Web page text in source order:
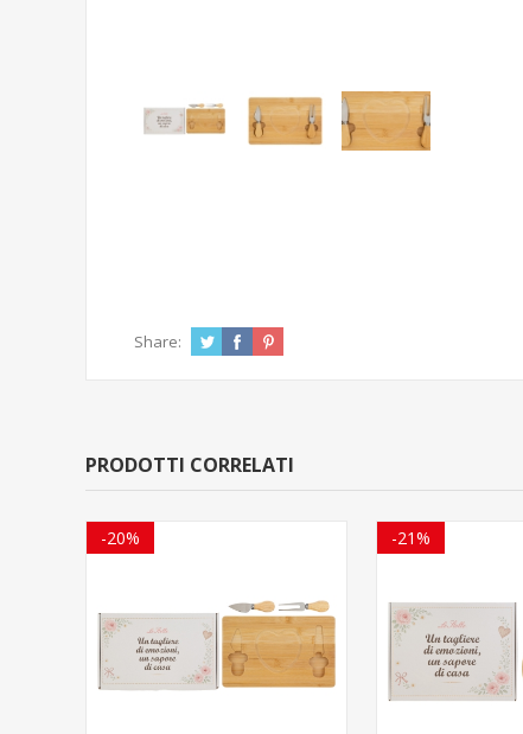
Share:
PRODOTTI CORRELATI
-20% -21%